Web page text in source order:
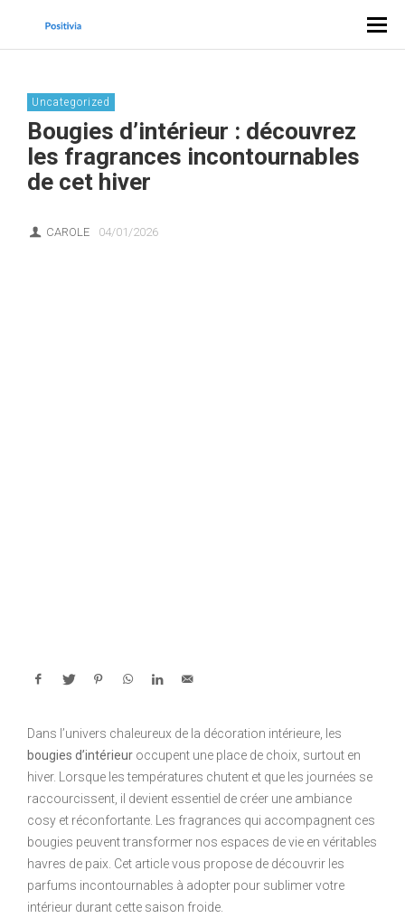
Uncategorized
Bougies d’intérieur : découvrez
les fragrances incontournables
de cet hiver
CAROLE 04/01/2026
Dans l’univers chaleureux de la décoration intérieure, les
bougies d’intérieur occupent une place de choix, surtout en
hiver. Lorsque les températures chutent et que les journées se
raccourcissent, il devient essentiel de créer une ambiance
cosy et réconfortante. Les fragrances qui accompagnent ces
bougies peuvent transformer nos espaces de vie en véritables
havres de paix. Cet article vous propose de découvrir les
parfums incontournables à adopter pour sublimer votre
intérieur durant cette saison froide.